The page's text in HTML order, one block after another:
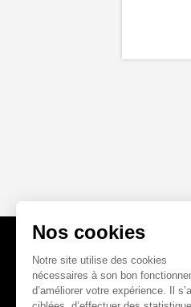
À LA